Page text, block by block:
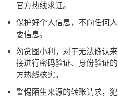
官方热线求证。
保护好个人信息，不向任何
要信息。
勿贪图小利，对于无法确认
接进行密码验证、身份验证
方热线核实。
警惕陌生来源的转账请求，